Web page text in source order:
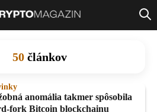
50 článkov
anomália takmer spôsobila
fork Bitcoin blockchainu